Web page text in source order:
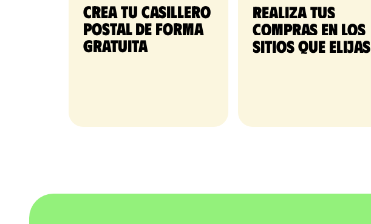
Crea tu casillero
postal de forma
gratuita​
Realiza tus
compras en los
sitios que elijas